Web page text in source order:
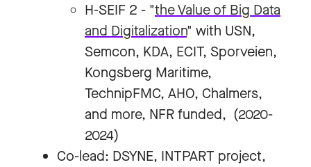
H-SEIF 2 - "the Value of Big Data
and Digitalization" with USN,
Semcon, KDA, ECIT, Sporveien,
Kongsberg Maritime,
TechnipFMC, AHO, Chalmers,
and more, NFR funded, (2020-
2024)
Co-lead: DSYNE, INTPART project,